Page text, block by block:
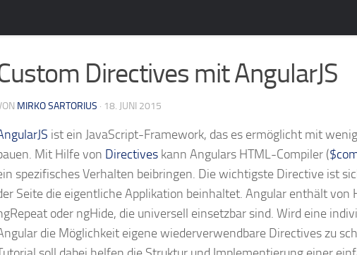
Directives mit AngularJS
MIRKO SARTORIUS · 18. JUNI 2015
ist ein JavaScript-Framework, das es ermöglicht mit
Mit Hilfe von Directives kann Angulars HTML-Compiler (
spezifisches Verhalten beibringen. Die wichtigste Directive ist
Seite die eigentliche Applikation beinhaltet. Angular enthält von
oder ngHide, die universell einsetzbar sind. Wird eine
die Möglichkeit eigene wiederverwendbare Directives zu